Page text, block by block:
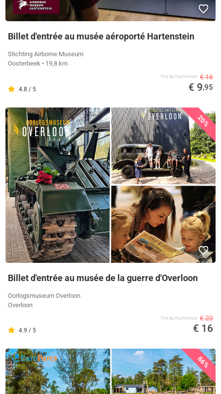
Billet d'entrée au musée aéroporté Hartenstein
Stichting Airborne Museum
Oosterbeek • 19,8 km
4.8 / 5
Prix ​​du fournisseur € 16
€ 9,95
20%
Billet d'entrée au musée de la guerre d'Overloon
Oorlogsmuseum Overloon
Overloon
4.9 / 5
Prix ​​du fournisseur € 20
€ 16
66%